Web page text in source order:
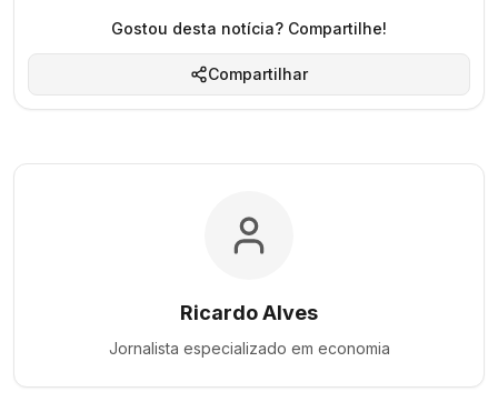
Gostou desta notícia? Compartilhe!
Compartilhar
Ricardo Alves
Jornalista especializado em economia